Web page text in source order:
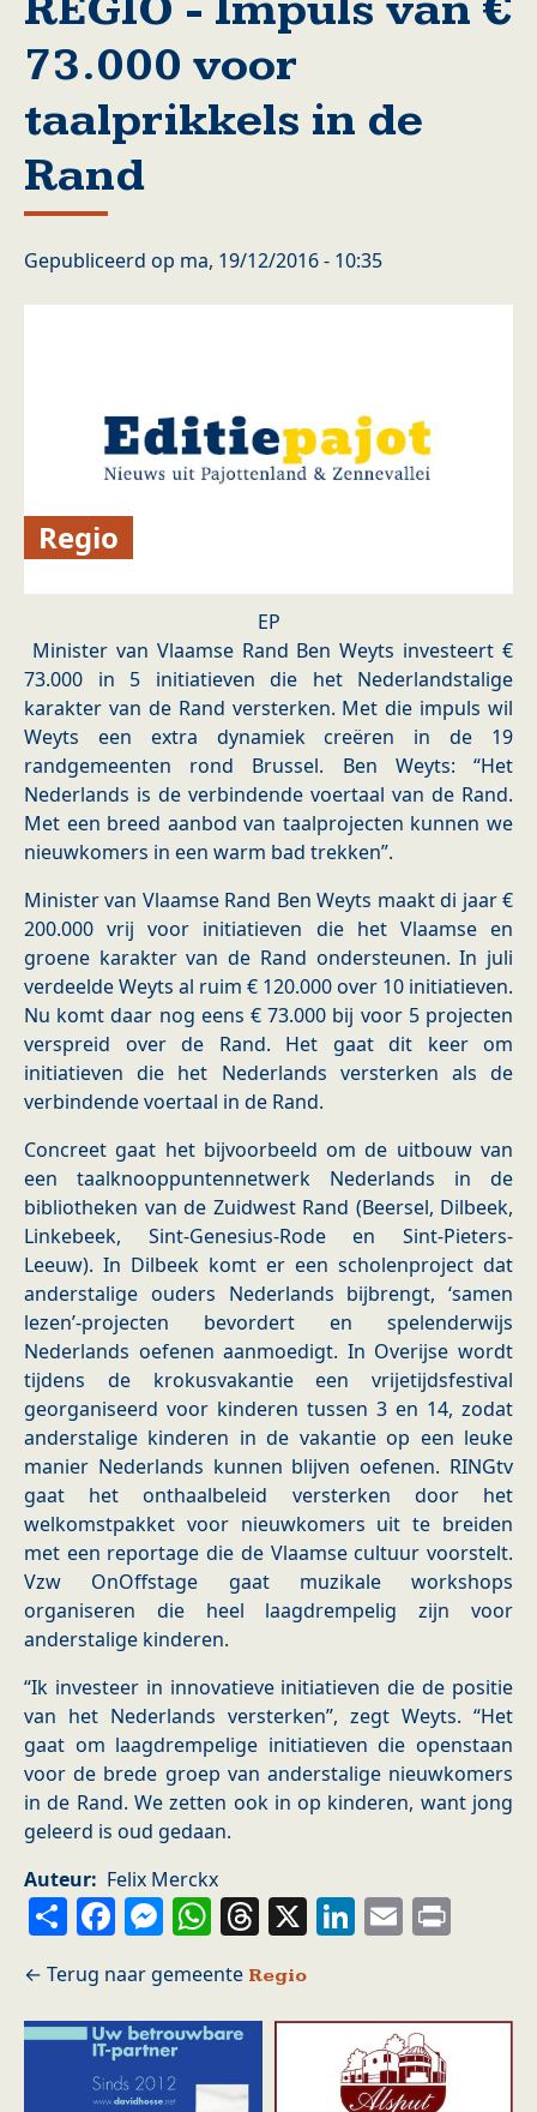
73.000 voor
taalprikkels in de
Rand
Gepubliceerd op ma, 19/12/2016 - 10:35
Regio
EP
Minister van Vlaamse Rand Ben Weyts investeert €
73.000 in 5 initiatieven die het Nederlandstalige
karakter van de Rand versterken. Met die impuls wil
Weyts een extra dynamiek creëren in de 19
randgemeenten rond Brussel. Ben Weyts: “Het
Nederlands is de verbindende voertaal van de Rand.
Met een breed aanbod van taalprojecten kunnen we
nieuwkomers in een warm bad trekken”.
Minister van Vlaamse Rand Ben Weyts maakt di jaar €
200.000 vrij voor initiatieven die het Vlaamse en
groene karakter van de Rand ondersteunen. In juli
verdeelde Weyts al ruim € 120.000 over 10 initiatieven.
Nu komt daar nog eens € 73.000 bij voor 5 projecten
verspreid over de Rand. Het gaat dit keer om
initiatieven die het Nederlands versterken als de
verbindende voertaal in de Rand.
Concreet gaat het bijvoorbeeld om de uitbouw van
een taalknooppuntennetwerk Nederlands in de
bibliotheken van de Zuidwest Rand (Beersel, Dilbeek,
Linkebeek, Sint-Genesius-Rode en Sint-Pieters-
Leeuw). In Dilbeek komt er een scholenproject dat
anderstalige ouders Nederlands bijbrengt, ‘samen
lezen’-projecten bevordert en spelenderwijs
Nederlands oefenen aanmoedigt. In Overijse wordt
tijdens de krokusvakantie een vrijetijdsfestival
georganiseerd voor kinderen tussen 3 en 14, zodat
anderstalige kinderen in de vakantie op een leuke
manier Nederlands kunnen blijven oefenen. RINGtv
gaat het onthaalbeleid versterken door het
welkomstpakket voor nieuwkomers uit te breiden
met een reportage die de Vlaamse cultuur voorstelt.
Vzw OnOffstage gaat muzikale workshops
organiseren die heel laagdrempelig zijn voor
anderstalige kinderen.
“Ik investeer in innovatieve initiatieven die de positie
van het Nederlands versterken”, zegt Weyts. “Het
gaat om laagdrempelige initiatieven die openstaan
voor de brede groep van anderstalige nieuwkomers
in de Rand. We zetten ook in op kinderen, want jong
geleerd is oud gedaan.
Auteur
Felix Merckx
ShareFacebook
Messenger
WhatsApp
Threads
X LinkedIn
Email
Regio